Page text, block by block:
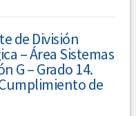
de División
– Área Sistemas
G – Grado 14.
de